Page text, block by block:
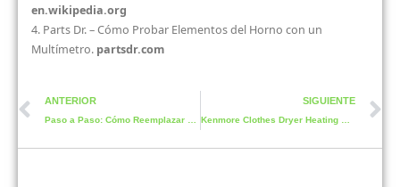
en.wikipedia.org
4. Parts Dr. – Cómo Probar Elementos del Horno con un
Multímetro. partsdr.com
ANTERIOR
Paso a Paso: Cómo Reemplazar el Elemento Calefactor de una Secadora Whirlpool
SIGUIENTE
Kenmore Clothes Dryer Heating Element Solutions and Fixes